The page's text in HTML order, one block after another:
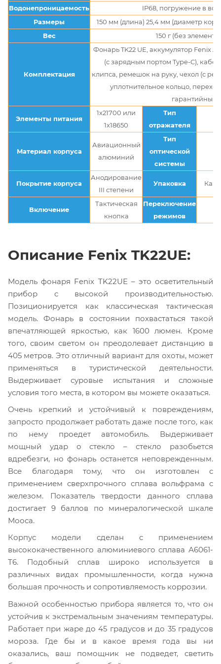
Водонепроницаемость
IP68, погружение в
Размеры
150 мм (длина) 25,4 мм (диаметр
Вес
150 г (без
Комплектация
Фонарь TK22 UE, аккумулятор Fenix
(с зарядным портом Type-C),
клипса, ремешок на руку, чехол (с
уплотнительное кольцо,
гарантийный
Элементы питания
1x21700 или
1x18650
Тип
отражателя
Материал корпуса
Авиационный
алюминий
Тип
оптической
системы
Покрытие корпуса
Анодирование
III степени
Упаковка
Включение
Тактическая
кнопка
Переключение
режимов
Описание Fenix TK22UE:
Модель фонаря Fenix TK22UE – это осветительный
прибор с высокой производительностью.
Позиционируется как классическая тактическая
модель. Фонарь в состоянии похвастаться такой
впечатляющей яркостью, как 1600 люмен. Кроме
того, своим светом он преодолевает дистанцию в
405 метров. Это отличный вариант для охоты, может
применяться в туристической деятельности.
Выдерживает суровые испытания и сложные
условия того места, в котором вы можете оказаться.
Очень крепкий и устойчивый к повреждениям,
запросто продолжает работать даже после того, как
по нему проедет автомобиль. Выдерживает
мощный удар о стекло – стекло разобьется
вдребезги, но фонарь останется неповрежденным.
Все благодаря тому, что он изготовлен с
применением сверхпрочного сплава вольфрама с
железом. Показатель твердости данного сплава
достигает 9 баллов по минералогической шкале
Мооса.
Корпус модели сделан с применением
высококачественного алюминиевого сплава А6061-
Т6. Подобный сплав широко используется в
различных видах промышленности, когда нужна
большая прочность и сопротивляемость коррозии.
Важной особенностью прибора является то, что он
устойчив к экстремальным значениям температуры.
Работает при жаре до 45 градусов и до 35 градусов
мороза. Где бы и в какое время года вы ни
оказались, ваш помощник не подведет, светить